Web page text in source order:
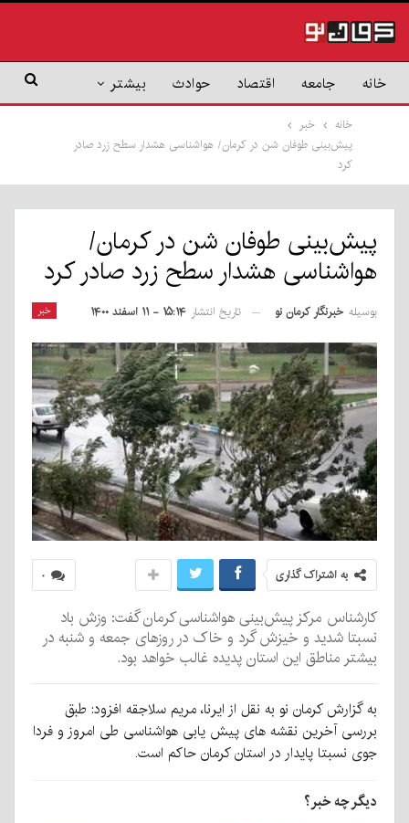
خانه جامعه اقتصاد حوادث بیشتر
خانه
خبر
پیش‌بینی طوفان شن در کرمان/ هواشناسی هشدار سطح زرد صادر
کرد
پیش‌بینی طوفان شن در کرمان/
هواشناسی هشدار سطح زرد صادر کرد
خبر بوسیله خبرنگار کرمان نو تاریخ انتشار ۱۵:۱۴ - ۱۱ اسفند ۱۴۰۰
۰ به اشتراک گذاری
کارشناس مرکز پیش‌بینی هواشناسی کرمان گفت: وزش باد
نسبتا شدید و خیزش گرد و خاک در روزهای جمعه و شنبه در
بیشتر مناطق این استان پدیده غالب خواهد بود.
به گزارش کرمان نو به نقل از ایرنا، مریم سلاجقه افزود: طبق
بررسی آخرین نقشه های پیش یابی هواشناسی طی امروز و فردا
جوی نسبتا پایدار در استان کرمان حاکم است.
دیگر چه خبر؟